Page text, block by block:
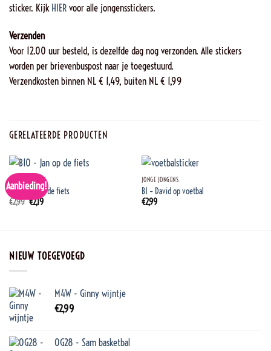
sticker. Kijk HIER voor alle jongensstickers.
Verzenden
Voor 12.00 uur besteld, is dezelfde dag nog verzonden. Alle stickers
worden per brievenbuspost naar je toegestuurd.
Verzendkosten binnen NL € 1,49, buiten NL € 1,99
GERELATEERDE PRODUCTEN
Aanbieding!
JONGE JONGENS
B10 – Jan op de fiets
€2,99 Oorspronkelijke
prijs
€2,19Huidige
JONGE JONGENS
B1 – David op voetbal
€2,99
NIEUW TOEGEVOEGD
M4W - Ginny wijntje
€2,99
OG28 - Sam basketbal